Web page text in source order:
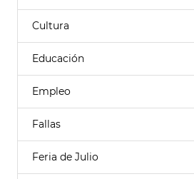
Cultura
Educación
Empleo
Fallas
Feria de Julio